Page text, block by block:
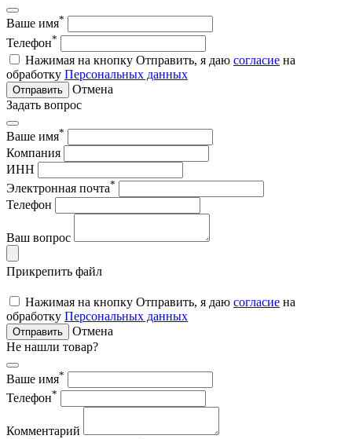
Ваше имя*
Телефон*
Нажимая на кнопку Отправить, я даю согласие на
обработку Персональных данных
Отправить
Отмена
Задать вопрос
Ваше имя*
Компания
ИНН
Электронная почта*
Телефон
Ваш вопрос
Прикрепить файл
Нажимая на кнопку Отправить, я даю согласие на
обработку Персональных данных
Отправить
Отмена
Не нашли товар?
Ваше имя*
Телефон*
Комментарий